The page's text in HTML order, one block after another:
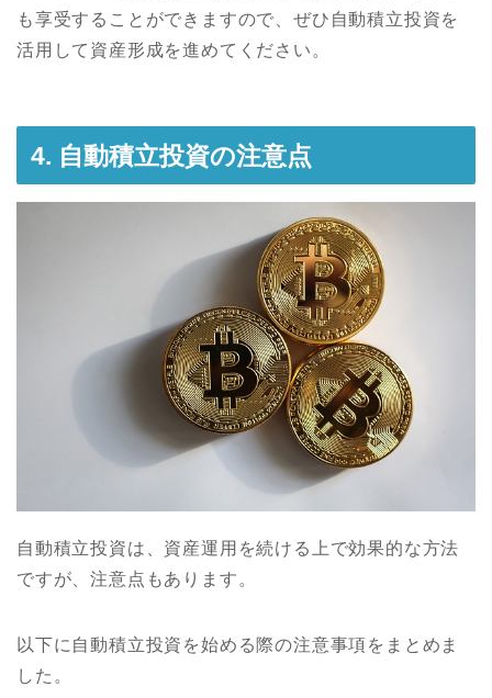
も享受することができますので、ぜひ自動積立投資を
活用して資産形成を進めてください。
4. 自動積立投資の注意点
自動積立投資は、資産運用を続ける上で効果的な方法
ですが、注意点もあります。
以下に自動積立投資を始める際の注意事項をまとめま
した。